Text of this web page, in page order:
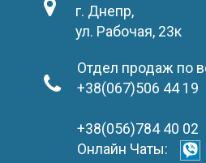
г. Днепр,
ул. Рабочая, 23к
Отдел продаж по
+38(067)506 44 19
+38(056)784 40 02
Онлайн Чаты: